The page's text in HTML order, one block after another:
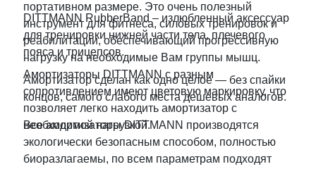
портативном размере. Это очень полезный
инструмент для фитнеса, силовых тренировок и
реабилитации, обеспечивающий прогрессивную
нагрузку на необходимые Вам группы мышц.
Амортизаторы DITTMANN с разным
сопротивлением имеют цветовую маркировку, что
позволяет легко находить амортизатор с
необходимой нагрузкой.
DITTMANN RubberBand – излюбленный аксессуар
для тренировки нижней части тела, плечевого
пояса и трицепсов.
Амортизатор сделан как одно целое — без спайки
концов, самого слабого места дешевых аналогов.
Все амортизаторы DITTMANN производятся
экологически безопасным способом, полностью
биоразлагаемы, по всем параметрам подходят